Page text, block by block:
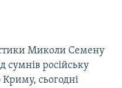
Миколи Семену
сумнів російську
Криму, сьогодні